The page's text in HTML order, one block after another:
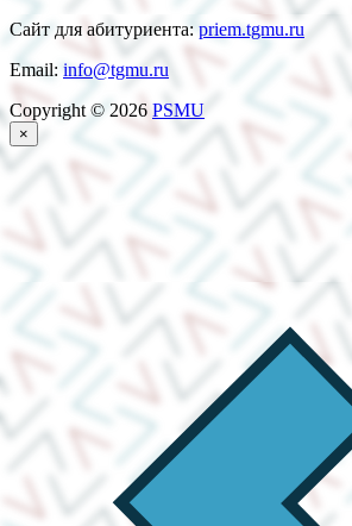
Сайт для абитуриента:priem.tgmu.ru
Email: info@tgmu.ru
Copyright © 2026 PSMU
×